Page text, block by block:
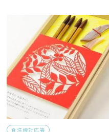
食洗機対応箸